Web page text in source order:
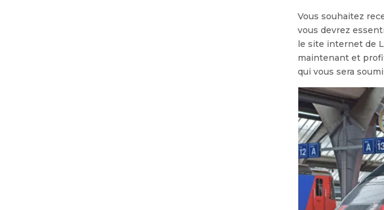
Vous souhaitez
vous devrez
le site internet de
maintenant et
qui vous sera